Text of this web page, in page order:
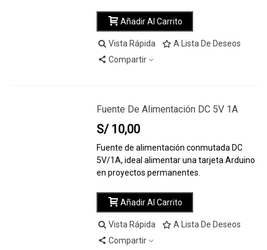
Añadir Al Carrito
Vista Rápida
A Lista De Deseos
Compartir
Fuente De Alimentación DC 5V 1A
S/ 10,00
Fuente de alimentación conmutada DC
5V/1A, ideal alimentar una tarjeta Arduino
en proyectos permanentes.
Añadir Al Carrito
Vista Rápida
A Lista De Deseos
Compartir